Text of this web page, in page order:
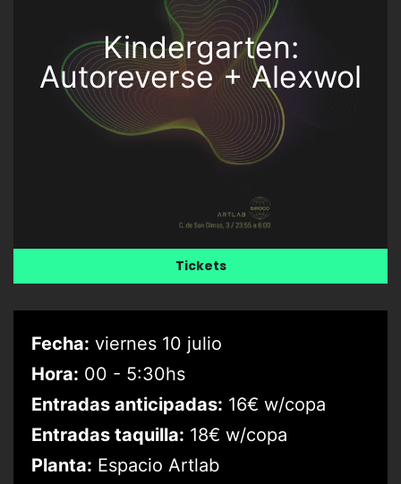
Kindergarten:
Autoreverse + Alexwol
Tickets
Fecha: viernes 10 julio
Hora: 00 - 5:30hs
Entradas anticipadas: 16€ w/copa
Entradas taquilla: 18€ w/copa
Planta: Espacio Artlab